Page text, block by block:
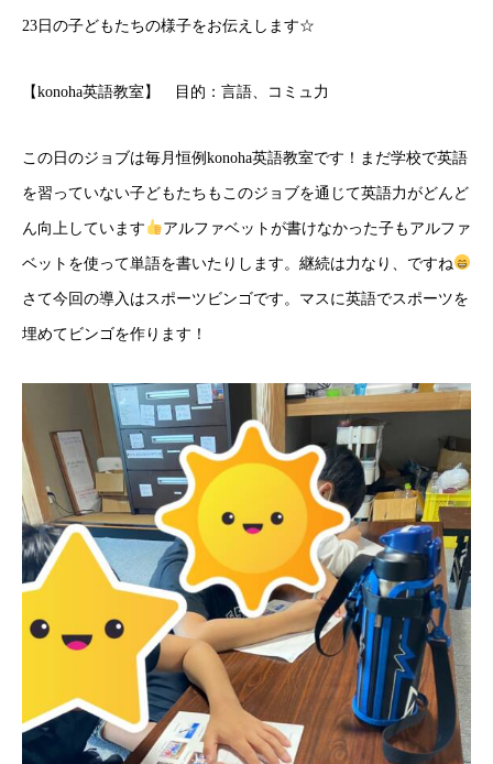
23日の子どもたちの様子をお伝えします☆
【konoha英語教室】 目的：言語、コミュ力
この日のジョブは毎月恒例konoha英語教室です！まだ学校で英語
を習っていない子どもたちもこのジョブを通じて英語力がどんど
ん向上しています アルファベットが書けなかった子もアルファ
ベットを使って単語を書いたりします。継続は力なり、ですね
さて今回の導入はスポーツビンゴです。マスに英語でスポーツを
埋めてビンゴを作ります！